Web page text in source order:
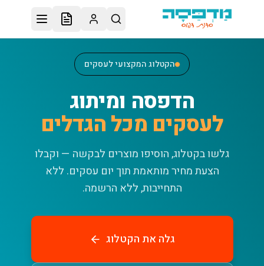
דלג לתוכן הראשי
הקטלוג המקצועי לעסקים
הדפסה ומיתוג
לעסקים מכל הגדלים
גלשו בקטלוג, הוסיפו מוצרים לבקשה — וקבלו
הצעת מחיר מותאמת תוך יום עסקים. ללא
התחייבות, ללא הרשמה.
גלה את הקטלוג